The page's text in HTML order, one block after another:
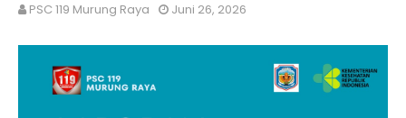
PSC 119 Murung Raya Juni 26, 2026